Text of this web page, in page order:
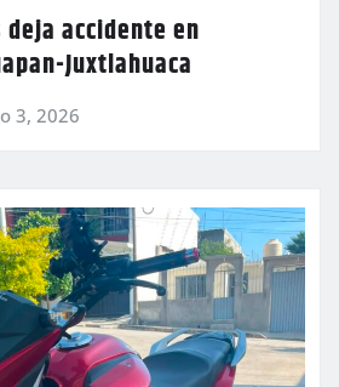
accidente en
Juxtlahuaca
3, 2026